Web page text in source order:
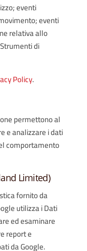
eventi
eventi
relativa allo
di
Policy.
permettono al
e analizzare i dati
comportamento
Limited)
fornito da
utilizza i Dati
ed esaminare
report e
da Google.